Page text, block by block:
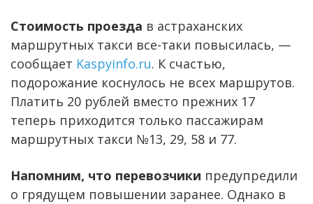
Стоимость проезда в астраханских
маршрутных такси все-таки повысилась, —
сообщает Kaspyinfo.ru. К счастью,
подорожание коснулось не всех маршрутов.
Платить 20 рублей вместо прежних 17
теперь приходится только пассажирам
маршрутных такси №13, 29, 58 и 77.
Напомним, что перевозчики предупредили
о грядущем повышении заранее. Однако в